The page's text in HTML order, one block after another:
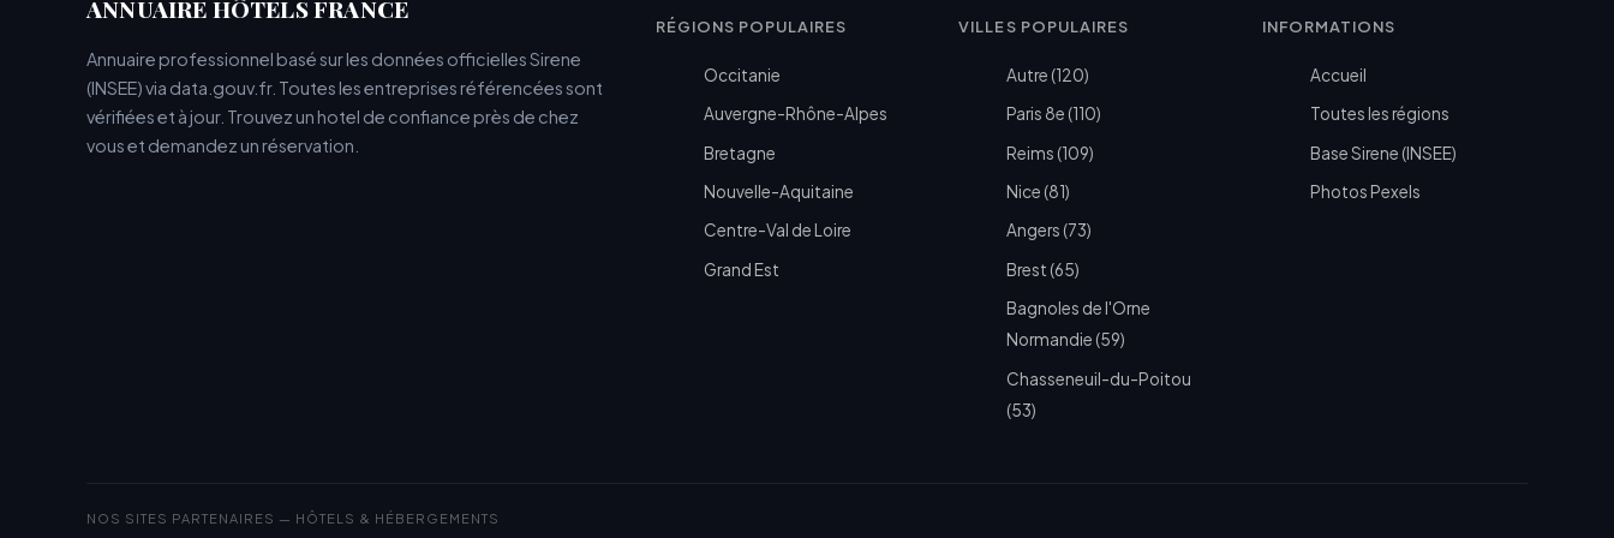
ANNUAIRE HÔTELS FRANCE
Annuaire professionnel basé sur les données officielles Sirene
(INSEE) via data.gouv.fr. Toutes les entreprises référencées sont
vérifiées et à jour. Trouvez un hotel de confiance près de chez
vous et demandez un réservation.
RÉGIONS POPULAIRES
Occitanie
Auvergne-Rhône-Alpes
Bretagne
Nouvelle-Aquitaine
Centre-Val de Loire
Grand Est
VILLES POPULAIRES
Autre (120)
Paris 8e (110)
Reims (109)
Nice (81)
Angers (73)
Brest (65)
Bagnoles de l'Orne
Normandie (59)
Chasseneuil-du-Poitou
(53)
INFORMATIONS
Accueil
Toutes les régions
Base Sirene (INSEE)
Photos Pexels
NOS SITES PARTENAIRES — HÔTELS & HÉBERGEMENTS